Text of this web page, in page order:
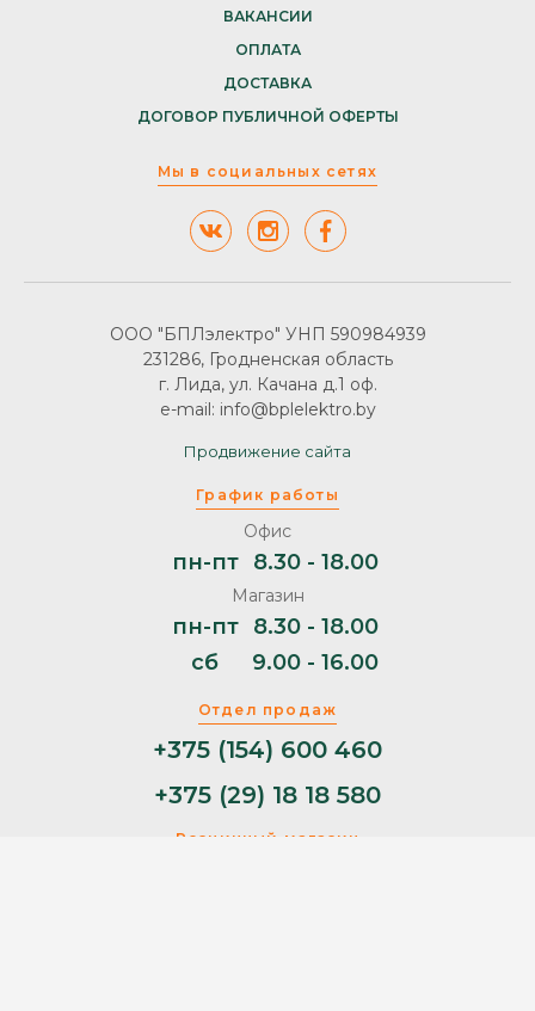
ВАКАНСИИ
ОПЛАТА
ДОСТАВКА
ДОГОВОР ПУБЛИЧНОЙ ОФЕРТЫ
Мы в социальных сетях
Отдел продаж
+375 (154) 600 460
+375 (29) 18 18 580
Розничный магазин
График работы
Офис
пн-пт 8.30 - 18.00
Магазин
пн-пт
8.30 - 18.00
сб
9.00 - 16.00
ООО "БПЛэлектро" УНП 590984939
231286, Гродненская область
г. Лида, ул. Качана д.1 оф.
e-mail: info@bplelektro.by
Продвижение сайта